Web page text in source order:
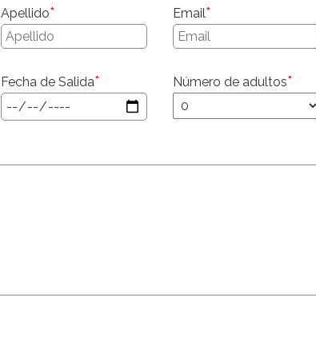
Apellido* Email*
Fecha de Salida* Número de adultos*